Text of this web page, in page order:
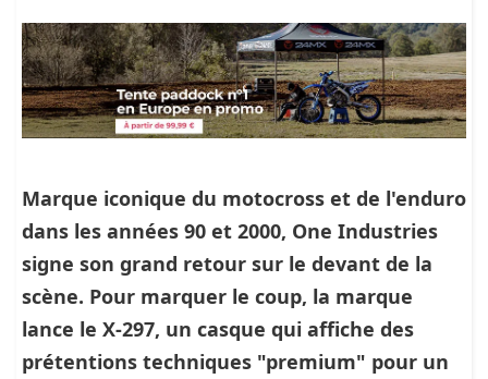
Marque iconique du motocross et de l'enduro
dans les années 90 et 2000, One Industries
signe son grand retour sur le devant de la
scène. Pour marquer le coup, la marque
lance le X-297, un casque qui affiche des
prétentions techniques "premium" pour un